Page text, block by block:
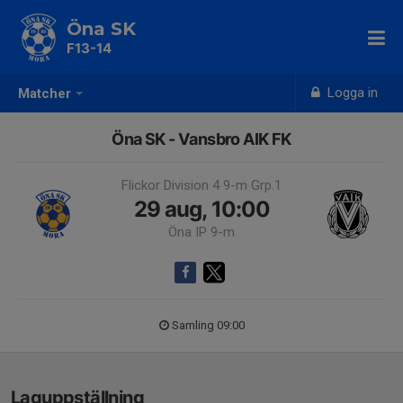
Matcher Logga in
Öna SK
F13-14
Öna SK - Vansbro AIK FK
Flickor Division 4 9-m Grp.1
29 aug, 10:00
Öna IP 9-m
Samling 09:00
Laguppställning